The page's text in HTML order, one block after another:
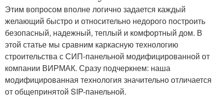
Этим вопросом вполне логично задается каждый
желающий быстро и относительно недорого построить
безопасный, надежный, теплый и комфортный дом. В
этой статье мы сравним каркасную технологию
строительства с СИП-панельной модифицированной от
компании ВИРМАК. Сразу подчеркнем: наша
модифицированная технология значительно отличается
от общепринятой SIP-панельной.